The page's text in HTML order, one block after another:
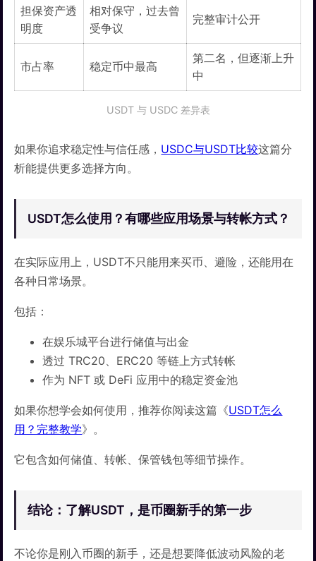
担保资产透
明度
相对保守，过去曾
受争议
完整审计公开
市占率 稳定币中最高
第二名，但逐渐上升
中
USDT 与 USDC 差异表
如果你追求稳定性与信任感， USDC与USDT比较这篇分
析能提供更多选择方向。
USDT怎么使用？有哪些应用场景与转帐方式？
在实际应用上，USDT不只能用来买币、避险，还能用在
各种日常场景。
包括：
在娱乐城平台进行储值与出金
透过 TRC20、ERC20 等链上方式转帐
作为 NFT 或 DeFi 应用中的稳定资金池
如果你想学会如何使用，推荐你阅读这篇《USDT怎么
用？完整教学》。
它包含如何储值、转帐、保管钱包等细节操作。
结论：了解USDT，是币圈新手的第一步
不论你是刚入币圈的新手，还是想要降低波动风险的老